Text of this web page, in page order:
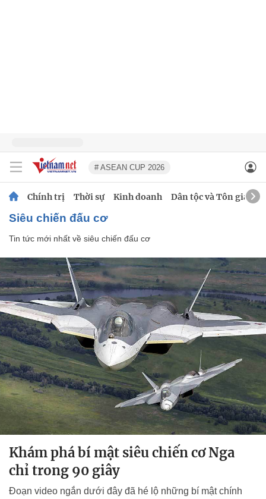
# ASEAN CUP 2026
Chính trị Thời sự Kinh doanh Dân tộc và Tôn giáo
siêu chiến đấu cơ
Tin tức mới nhất về siêu chiến đấu cơ
Khám phá bí mật siêu chiến cơ Nga
chỉ trong 90 giây
Đoạn video ngắn dưới đây đã hé lộ những bí mật chính